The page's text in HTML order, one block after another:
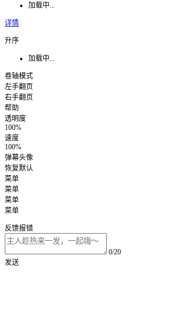
加载中...
详情
升序
加载中...
卷轴模式
左手翻页
右手翻页
帮助
透明度
100%
速度
100%
弹幕头像
恢复默认
菜单
菜单
菜单
菜单
反馈报错
0/20
发送